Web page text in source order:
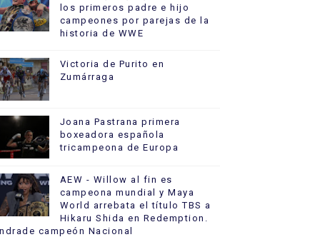
los primeros padre e hijo
campeones por parejas de la
historia de WWE
Victoria de Purito en
Zumárraga
Joana Pastrana primera
boxeadora española
tricampeona de Europa
AEW - Willow al fin es
campeona mundial y Maya
World arrebata el título TBS a
Hikaru Shida en Redemption.
campeón Nacional